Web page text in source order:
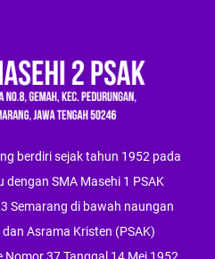
berdiri sejak tahun 1952 pada
SMA Masehi 1 PSAK
Semarang di bawah naungan
Asrama Kristen (PSAK)